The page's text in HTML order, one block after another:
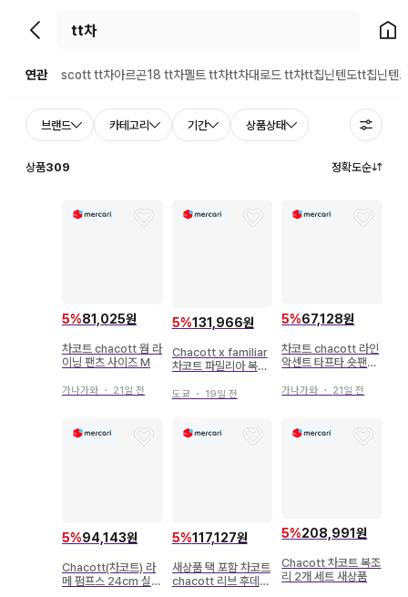
뒤로가기 홈으
연관 scott tt차아르곤18 tt차펠트 tt차tt차대로드 tt차tt칩닌텐도tt칩닌텐
브랜드 카테고리 기간 상품상태
상품309 정확도순
5%81,025원
차코트 chacott 웜 라
이닝 팬츠 사이즈 M
가나가와 ・ 21일 전
5%131,966원
Chacott x familiar
차코트 파밀리아 복조
도쿄 ・ 19일 전
5%67,128원
차코트 chacott 라인
악센트 타프타 숏팬츠
가나가와 ・ 21일 전
5%94,143원
Chacott(차코트) 라
메 펌프스 24cm 실버
5%117,127원
새상품 택 포함 차코트
chacott 리브 후데트
5%208,991원
Chacott 차코트 복조
리 2개 세트 새상품